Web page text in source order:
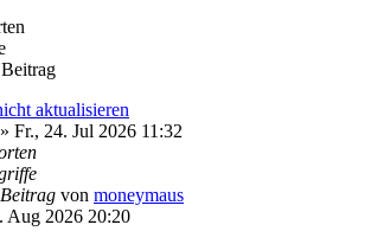
aktualisieren
» Fr., 24. Jul 2026 11:32
von moneymaus
Aug 2026 20:20